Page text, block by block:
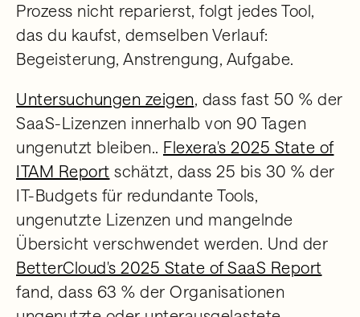
Prozess nicht reparierst, folgt jedes Tool,
das du kaufst, demselben Verlauf:
Begeisterung, Anstrengung, Aufgabe.
Untersuchungen zeigen, dass fast 50 % der
SaaS-Lizenzen innerhalb von 90 Tagen
ungenutzt bleiben.. Flexera's 2025 State of
ITAM Report schätzt, dass 25 bis 30 % der
IT-Budgets für redundante Tools,
ungenutzte Lizenzen und mangelnde
Übersicht verschwendet werden. Und der
BetterCloud's 2025 State of SaaS Report
fand, dass 63 % der Organisationen